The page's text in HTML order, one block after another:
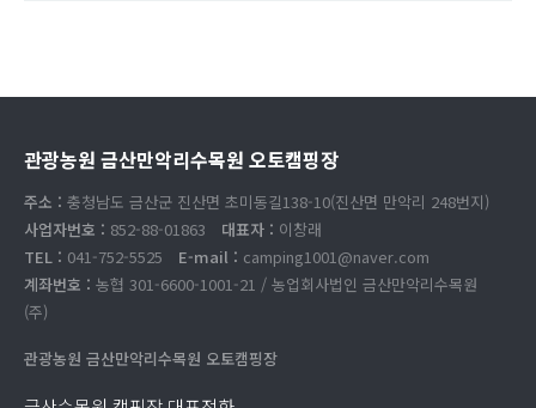
관광농원 금산만악리수목원 오토캠핑장
주소 : 충청남도 금산군 진산면 초미동길138-10(진산면 만악리 248번지)
사업자번호 : 852-88-01863 대표자 : 이창래
TEL : 041-752-5525 E-mail : camping1001@naver.com
계좌번호 : 농협 301-6600-1001-21 / 농업회사법인 금산만악리수목원
(주)
관광농원 금산만악리수목원 오토캠핑장